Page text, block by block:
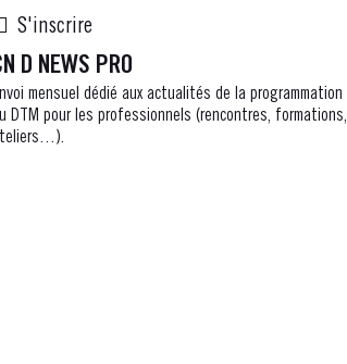
S'inscrire
D NEWS PRO
mensuel dédié aux actualités de la programmation
DTM pour les professionnels (rencontres, formations,